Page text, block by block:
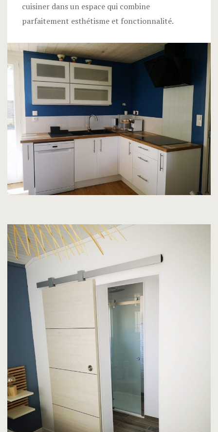
cuisiner dans un espace qui combine
parfaitement esthétisme et fonctionnalité.